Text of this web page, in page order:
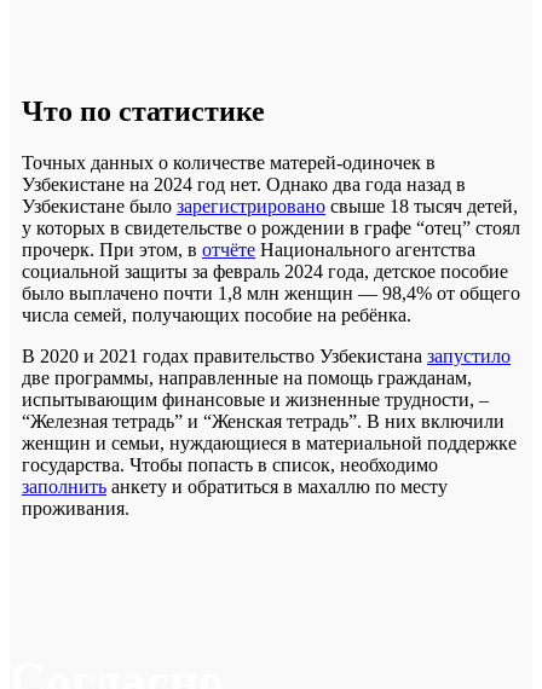
Что по статистике
Точных данных о количестве матерей-одиночек в
Узбекистане на 2024 год нет. Однако два года назад в
Узбекистане было зарегистрировано свыше 18 тысяч детей,
у которых в свидетельстве о рождении в графе “отец” стоял
прочерк. При этом, в отчёте Национального агентства
социальной защиты за февраль 2024 года, детское пособие
было выплачено почти 1,8 млн женщин — 98,4% от общего
числа семей, получающих пособие на ребёнка.
В 2020 и 2021 годах правительство Узбекистана запустило
две программы, направленные на помощь гражданам,
испытывающим финансовые и жизненные трудности, –
“Железная тетрадь” и “Женская тетрадь”. В них включили
женщин и семьи, нуждающиеся в материальной поддержке
государства. Чтобы попасть в список, необходимо
заполнить анкету и обратиться в махаллю по месту
проживания.